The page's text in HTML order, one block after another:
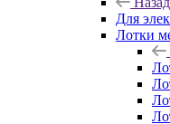
Для
Лотки